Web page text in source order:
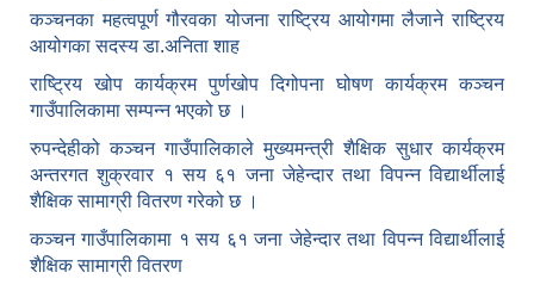
कञ्चनका महत्वपूर्ण गौरवका योजना राष्ट्रिय आयोगमा लैजाने राष्ट्रिय
आयोगका सदस्य डा.अनिता शाह
राष्ट्रिय खोप कार्यक्रम पुर्णखोप दिगोपना घोषण कार्यक्रम कञ्‍चन
गाउँपालिकामा सम्पन्न भएको छ ।
रुपन्देहीको कञ्चन गाउँपालिकाले मुख्यमन्त्री शैक्षिक सुधार कार्यक्रम
अन्तरगत शुक्रवार १ सय ६१ जना जेहेन्दार तथा विपन्न विद्यार्थीलाई
शैक्षिक सामाग्री वितरण गरेको छ ।
कञ्चन गाउँपालिकामा १ सय ६१ जना जेहेन्दार तथा विपन्न विद्यार्थीलाई
शैक्षिक सामाग्री वितरण